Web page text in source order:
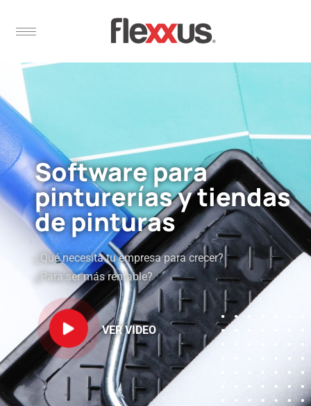
Software para
pinturerías y tiendas
de pinturas
¿Qué necesita tu empresa para crecer?
¿Para ser más rentable?
VER VIDEO